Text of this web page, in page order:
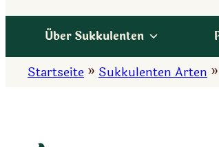
Über Sukkulenten
Startseite » Sukkulenten Arten »